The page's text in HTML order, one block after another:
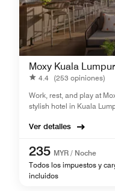
Moxy Kuala
4.4 (253 opiniones)
Work, rest, and play at
stylish hotel in Kuala
Ver detalles
235 MYR / Noche
Todos los impuestos y
incluidos